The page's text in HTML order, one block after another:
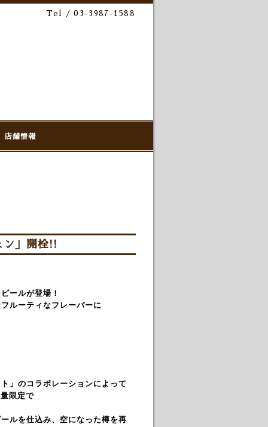
Tel / 03-3987-1588
店舗情報
ン」開栓!!
ールが登場！
ルーティなフレーバーに
」のコラボレーションによって
限定で
ルを仕込み、空になった樽を再